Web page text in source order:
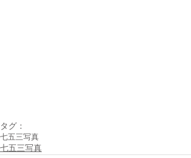
タグ：
七五三写真
七五三写真